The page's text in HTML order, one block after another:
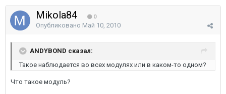
Mikola84 0
Опубликовано Май 10, 2010
ANDYBOND сказал:
Такое наблюдается во всех модулях или в каком-то одном?
Что такое модуль?